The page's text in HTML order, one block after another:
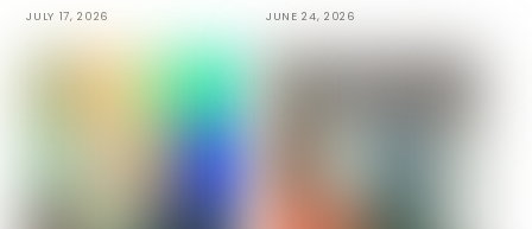
JULY 17, 2026 JUNE 24, 2026